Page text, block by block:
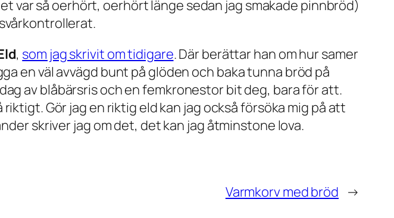
var så oerhört, oerhört länge sedan jag smakade pinnbröd)
, som jag skrivit om tidigare. Där berättar han om hur samer
en väl avvägd bunt på glöden och baka tunna bröd på
av blåbärsris och en femkronestor bit deg, bara för att.
Gör jag en riktig eld kan jag också försöka mig på att
skriver jag om det, det kan jag åtminstone lova.
Varmkorv med bröd →